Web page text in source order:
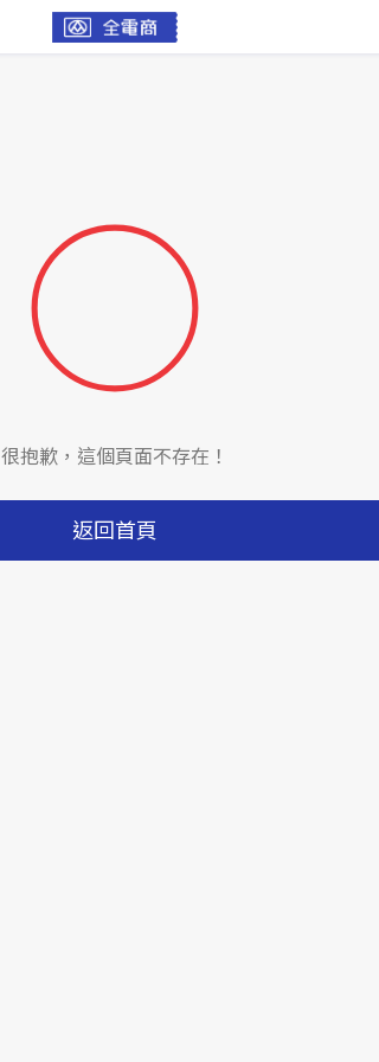
很抱歉，這個頁面不存在！
返回首頁